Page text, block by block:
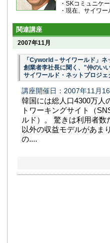
・SKコミュニケ
・現在、サイワ
関連講座
2007年11月
「Cyworld－サイワールド」
創業者李社長に聞く、"仲のい
サイワールド・ネットプロジェ
講座開催日：2007年11月
韓国には総人口4300万人
トワーキングサイト（
ルド）。 驚きは利用者
以外の収益モデルがあま
の....